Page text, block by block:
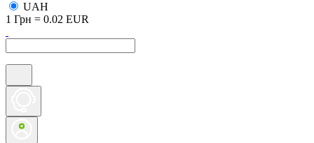
UAH
1 Грн = 0.02 EUR